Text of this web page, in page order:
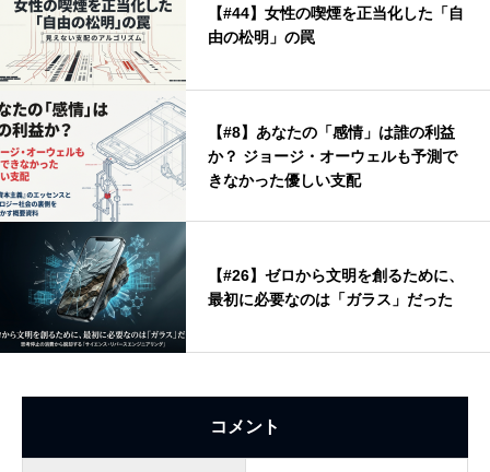
【#44】女性の喫煙を正当化した「自
由の松明」の罠
【#8】あなたの「感情」は誰の利益
か？ ジョージ・オーウェルも予測で
きなかった優しい支配
【#26】ゼロから文明を創るために、
最初に必要なのは「ガラス」だった
コメント